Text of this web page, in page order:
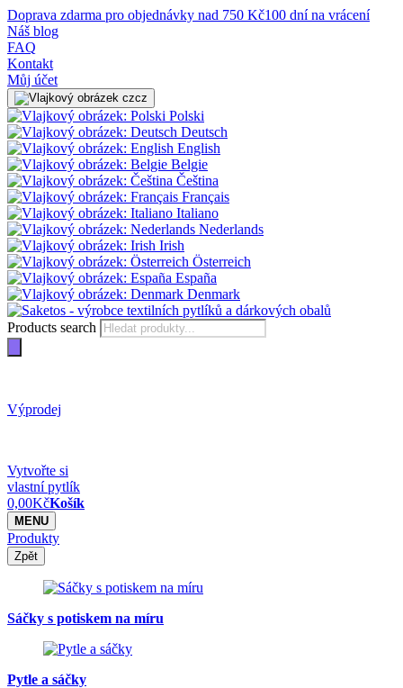
Doprava zdarma pro objednávky nad 750 Kč100 dní na vrácení
Náš blog
FAQ
Kontakt
Můj účet
cz
Polski
Deutsch
English
Belgie
Čeština
Français
Italiano
Nederlands
Irish
Österreich
España
Denmark
Products search
Výprodej
Vytvořte si
vlastní pytlík
0,00KčKošík
MENU
Produkty
Zpět
Sáčky s potiskem na míru
Pytle a sáčky